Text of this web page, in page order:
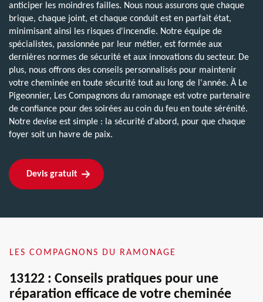
anticiper les moindres failles. Nous nous assurons que chaque
brique, chaque joint, et chaque conduit est en parfait état,
minimisant ainsi les risques d'incendie. Notre équipe de
spécialistes, passionnée par leur métier, est formée aux
dernières normes de sécurité et aux innovations du secteur. De
plus, nous offrons des conseils personnalisés pour maintenir
votre cheminée en toute sécurité tout au long de l'année. À Le
Pigeonnier, Les Compagnons du ramonage est votre partenaire
de confiance pour des soirées au coin du feu en toute sérénité.
Notre devise est simple : la sécurité d'abord, pour que chaque
foyer soit un havre de paix.
Devis gratuit
LES COMPAGNONS DU RAMONAGE
13122 : Conseils pratiques pour une
réparation efficace de votre cheminée